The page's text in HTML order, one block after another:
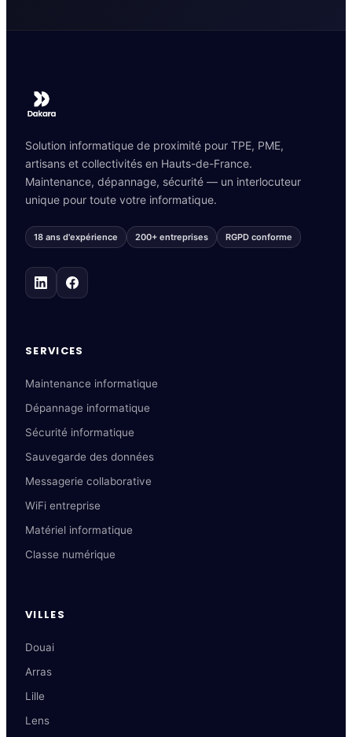
Solution informatique de proximité pour TPE, PME,
artisans et collectivités en Hauts-de-France.
Maintenance, dépannage, sécurité — un interlocuteur
unique pour toute votre informatique.
18 ans d'expérience 200+ entreprises RGPD conforme
SERVICES
Maintenance informatique
Dépannage informatique
Sécurité informatique
Sauvegarde des données
Messagerie collaborative
WiFi entreprise
Matériel informatique
Classe numérique
VILLES
Douai
Arras
Lille
Lens